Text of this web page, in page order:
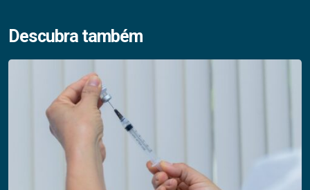
Descubra também